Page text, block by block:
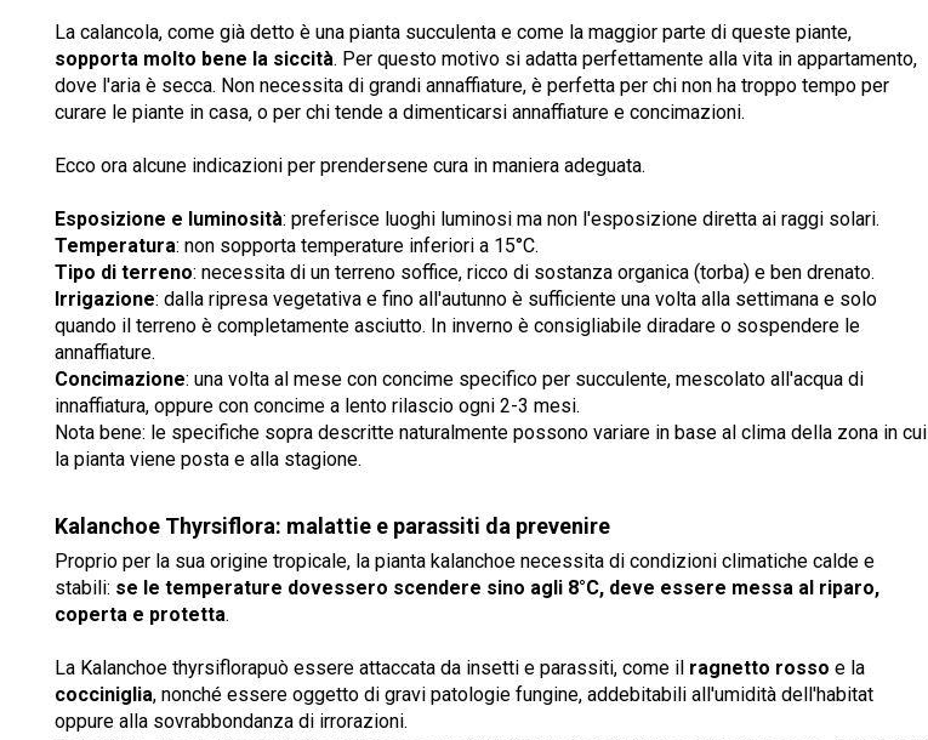
La calancola, come già detto è una pianta succulenta e come la maggior parte di queste piante,
sopporta molto bene la siccità. Per questo motivo si adatta perfettamente alla vita in appartamento,
dove l'aria è secca. Non necessita di grandi annaffiature, è perfetta per chi non ha troppo tempo per
curare le piante in casa, o per chi tende a dimenticarsi annaffiature e concimazioni.
Ecco ora alcune indicazioni per prendersene cura in maniera adeguata.
Esposizione e luminosità: preferisce luoghi luminosi ma non l'esposizione diretta ai raggi solari.
Temperatura: non sopporta temperature inferiori a 15°C.
Tipo di terreno: necessita di un terreno soffice, ricco di sostanza organica (torba) e ben drenato.
Irrigazione: dalla ripresa vegetativa e fino all'autunno è sufficiente una volta alla settimana e solo
quando il terreno è completamente asciutto. In inverno è consigliabile diradare o sospendere le
annaffiature.
Concimazione: una volta al mese con concime specifico per succulente, mescolato all'acqua di
innaffiatura, oppure con concime a lento rilascio ogni 2-3 mesi.
Nota bene: le specifiche sopra descritte naturalmente possono variare in base al clima della zona in cui
la pianta viene posta e alla stagione.
Kalanchoe Thyrsiflora: malattie e parassiti da prevenire
Proprio per la sua origine tropicale, la pianta kalanchoe necessita di condizioni climatiche calde e
stabili: se le temperature dovessero scendere sino agli 8°C, deve essere messa al riparo,
coperta e protetta.
La Kalanchoe thyrsiflorapuò essere attaccata da insetti e parassiti, come il ragnetto rosso e la
cocciniglia, nonché essere oggetto di gravi patologie fungine, addebitabili all'umidità dell'habitat
oppure alla sovrabbondanza di irrorazioni.